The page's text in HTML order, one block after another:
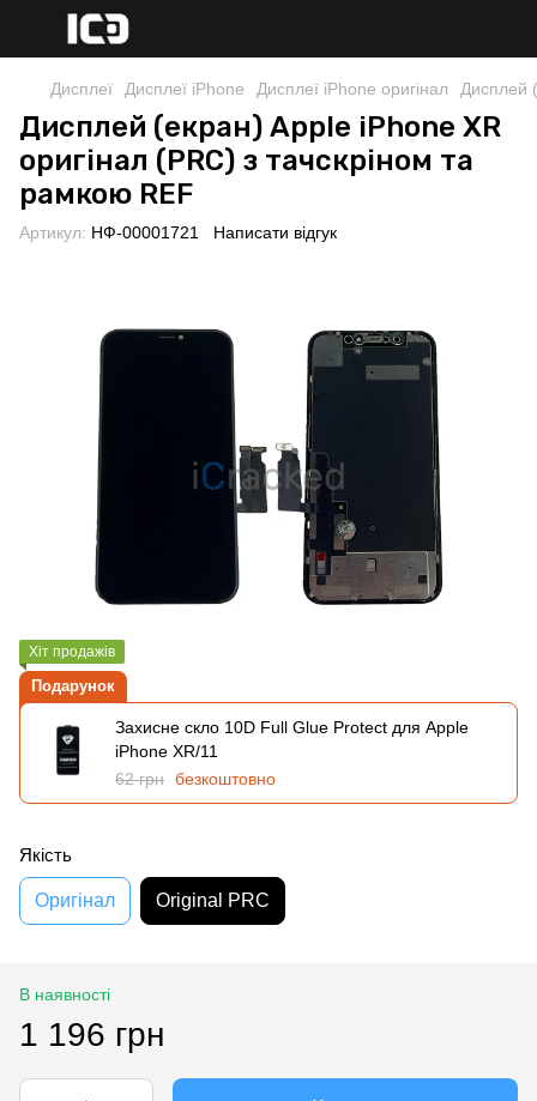
Дисплеї Дисплеї iPhone Дисплеї iPhone оригінал Дисплей
Дисплей (екран) Apple iPhone XR
оригінал (PRC) з тачскріном та
рамкою REF
Артикул: НФ-00001721 Написати відгук
Хіт продажів
Подарунок
Захисне скло 10D Full Glue Protect для Apple
iPhone XR/11
62 грн безкоштовно
Якість
Оригінал Original PRC
В наявності
1 196 грн